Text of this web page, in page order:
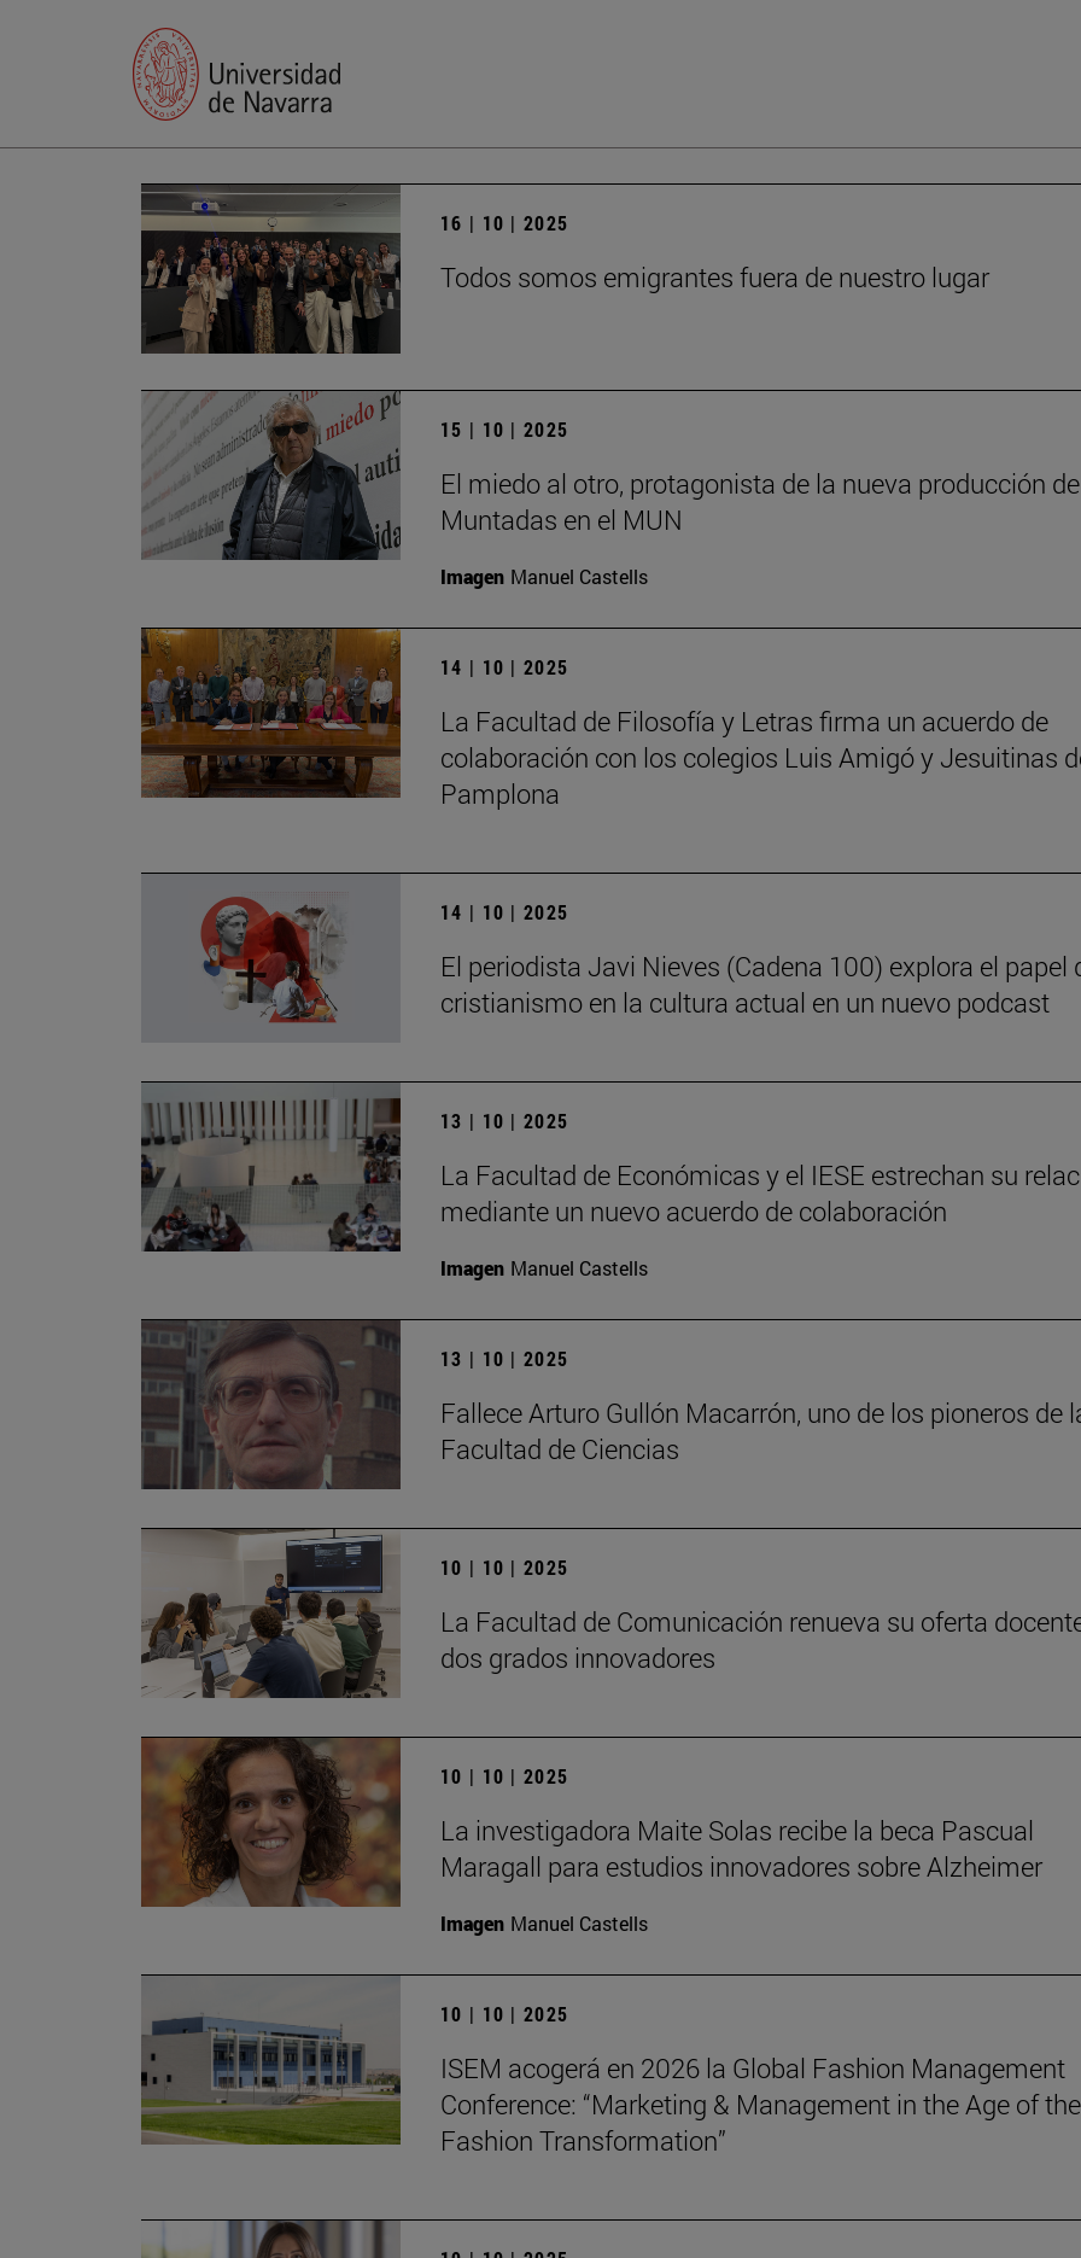
16 | 10 | 2025
Todos somos emigrantes fuera de nuestro lugar
15 | 10 | 2025
El miedo al otro, protagonista de la nueva producción de
Muntadas en el MUN
Imagen Manuel Castells
14 | 10 | 2025
La Facultad de Filosofía y Letras firma un acuerdo de
colaboración con los colegios Luis Amigó y Jesuitinas
Pamplona
14 | 10 | 2025
El periodista Javi Nieves (Cadena 100) explora el papel
cristianismo en la cultura actual en un nuevo podcast
13 | 10 | 2025
La Facultad de Económicas y el IESE estrechan su
mediante un nuevo acuerdo de colaboración
Imagen Manuel Castells
13 | 10 | 2025
Fallece Arturo Gullón Macarrón, uno de los pioneros de
Facultad de Ciencias
10 | 10 | 2025
La Facultad de Comunicación renueva su oferta
dos grados innovadores
10 | 10 | 2025
La investigadora Maite Solas recibe la beca Pascual
Maragall para estudios innovadores sobre Alzheimer
Imagen Manuel Castells
10 | 10 | 2025
ISEM acogerá en 2026 la Global Fashion Management
Conference: “Marketing & Management in the Age of
Fashion Transformation”